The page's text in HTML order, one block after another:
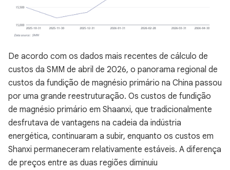
De acordo com os dados mais recentes de cálculo de
custos da SMM de abril de 2026, o panorama regional de
custos da fundição de magnésio primário na China passou
por uma grande reestruturação. Os custos de fundição
de magnésio primário em Shaanxi, que tradicionalmente
desfrutava de vantagens na cadeia da indústria
energética, continuaram a subir, enquanto os custos em
Shanxi permaneceram relativamente estáveis. A diferença
de preços entre as duas regiões diminuiu